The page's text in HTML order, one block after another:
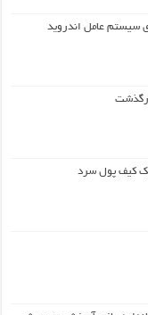
سیستم عامل اندروید
درگذشت
کیف‌ پول سرد